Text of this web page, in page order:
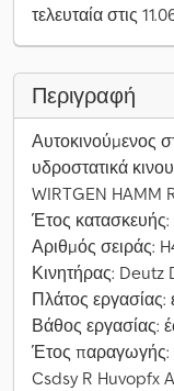
τελευταία στις
Περιγραφή
Αυτοκινούμενος
υδροστατικά
WIRTGEN HAMM
Έτος κατασκευής:
Αριθμός σειράς:
Κινητήρας: Deutz
Πλάτος εργασίας:
Βάθος εργασίας:
Έτος παραγωγής:
Csdsy R Huvopfx